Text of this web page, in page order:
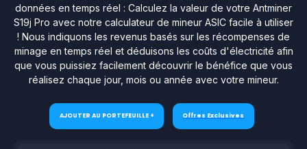
données en temps réel : Calculez la valeur de votre Antminer
S19j Pro avec notre calculateur de mineur ASIC facile à utiliser
! Nous indiquons les revenus basés sur les récompenses de
minage en temps réel et déduisons les coûts d'électricité afin
que vous puissiez facilement découvrir le bénéfice que vous
réalisez chaque jour, mois ou année avec votre mineur.
AJOUTER AU PORTEFEUILLE + Offres Exclusives